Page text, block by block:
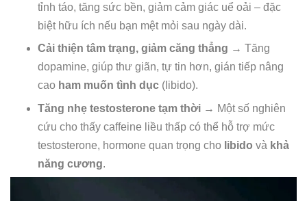
tỉnh táo, tăng sức bền, giảm cảm giác uể oải – đặc
biệt hữu ích nếu bạn mệt mỏi sau ngày dài.
Cải thiện tâm trạng, giảm căng thẳng → Tăng
dopamine, giúp thư giãn, tự tin hơn, gián tiếp nâng
cao ham muốn tình dục (libido).
Tăng nhẹ testosterone tạm thời → Một số nghiên
cứu cho thấy caffeine liều thấp có thể hỗ trợ mức
testosterone, hormone quan trọng cho libido và khả
năng cương.